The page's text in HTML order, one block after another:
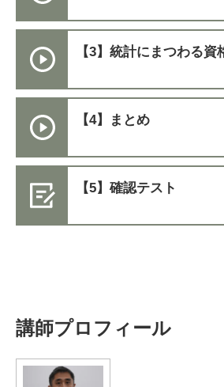
【3】統計にまつわる資
【4】まとめ
【5】確認テスト
講師プロフィール